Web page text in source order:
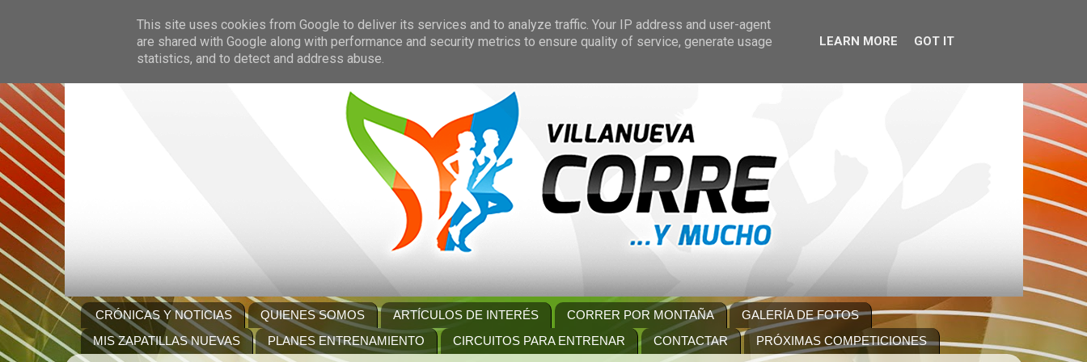
CRÓNICAS Y NOTICIAS QUIENES SOMOS ARTÍCULOS DE INTERÉS CORRER POR MONTAÑA
GALERÍA DE FOTOS
MIS ZAPATILLAS NUEVAS
PLANES ENTRENAMIENTO CIRCUITOS PARA ENTRENAR CONTACTAR PRÓXIMAS COMPETICIONES
This site uses cookies from Google to deliver its services and to analyze traffic. Your IP address and user-agent
are shared with Google along with performance and security metrics to ensure quality of service, generate usage
statistics, and to detect and address abuse.
LEARN MORE GOT IT